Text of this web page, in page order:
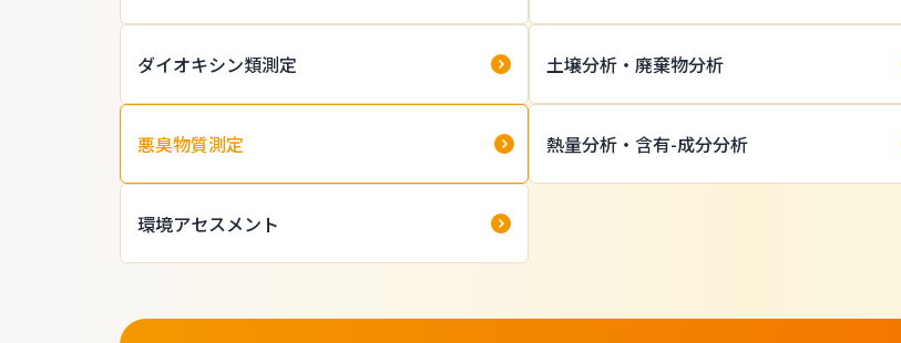
ダイオキシン類測定 土壌分析・廃棄物分析
悪臭物質測定 熱量分析・含有-成分分析
環境アセスメント